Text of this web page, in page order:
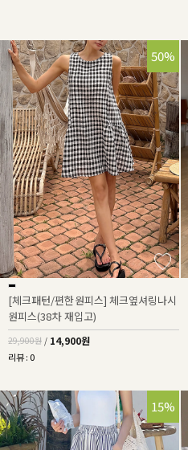
50%
[체크패턴/편한원피스] 체크옆셔링나시
원피스(38차 재입고)
29,900원 / 14,900원
리뷰 : 0
15%